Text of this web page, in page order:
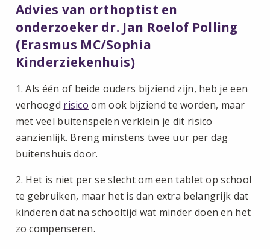
Advies van orthoptist en
onderzoeker dr. Jan Roelof Polling
(Erasmus MC/Sophia
Kinderziekenhuis)
1. Als één of beide ouders bijziend zijn, heb je een
verhoogd risico om ook bijziend te worden, maar
met veel buitenspelen verklein je dit risico
aanzienlijk. Breng minstens twee uur per dag
buitenshuis door.
2. Het is niet per se slecht om een tablet op school
te gebruiken, maar het is dan extra belangrijk dat
kinderen dat na schooltijd wat minder doen en het
zo compenseren.